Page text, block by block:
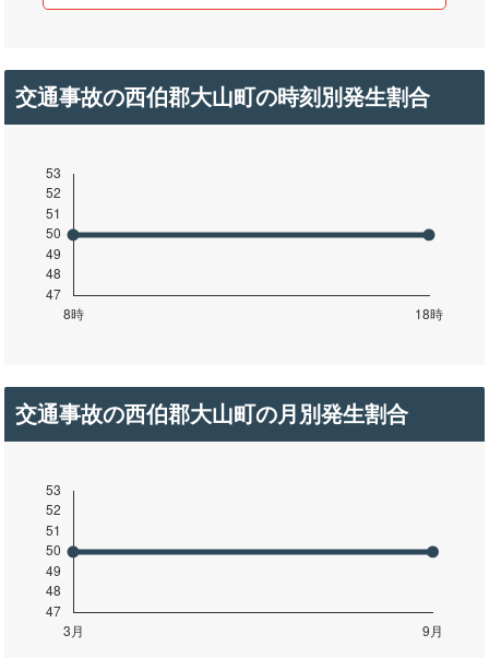
交通事故の西伯郡大山町の時刻別発生割合
交通事故の西伯郡大山町の月別発生割合